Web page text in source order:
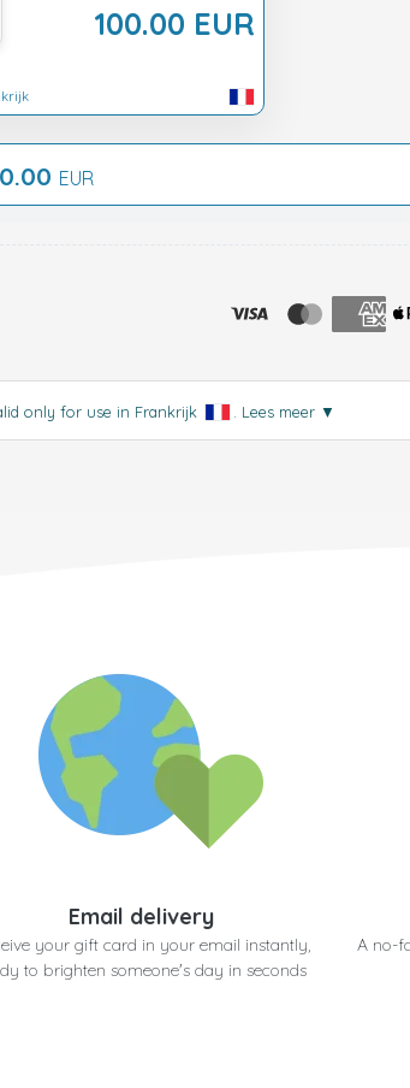
100.00 EUR
EUR
only for use in Frankrijk . Lees meer ▼
Email delivery
your gift card in your email instantly,
to brighten someone's day in seconds
A no-